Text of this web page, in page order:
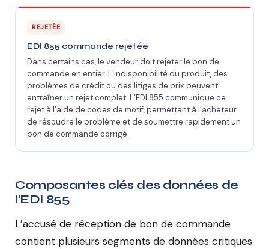
REJETÉE
EDI 855 commande rejetée
Dans certains cas, le vendeur doit rejeter le bon de
commande en entier. L’indisponibilité du produit, des
problèmes de crédit ou des litiges de prix peuvent
entraîner un rejet complet. L’EDI 855 communique ce
rejet à l’aide de codes de motif, permettant à l’acheteur
de résoudre le problème et de soumettre rapidement un
bon de commande corrigé.
Composantes clés des données de
l’EDI 855
L’accusé de réception de bon de commande
contient plusieurs segments de données critiques